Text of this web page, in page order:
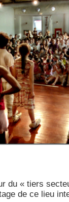
du « tiers
de ce lieu